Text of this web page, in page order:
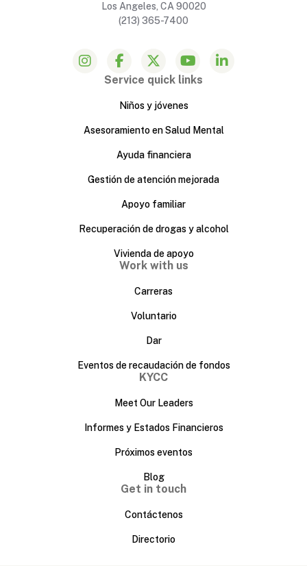
Los Angeles, CA 90020
(213) 365-7400
Service quick links
Niños y jóvenes
Asesoramiento en Salud Mental
Ayuda financiera
Gestión de atención mejorada
Apoyo familiar
Recuperación de drogas y alcohol
Vivienda de apoyo
Work with us
Carreras
Voluntario
Dar
Eventos de recaudación de fondos
KYCC
Meet Our Leaders
Informes y Estados Financieros
Próximos eventos
Blog
Get in touch
Contáctenos
Directorio